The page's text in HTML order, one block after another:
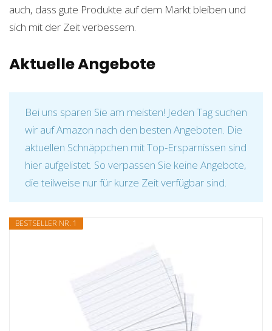
auch, dass gute Produkte auf dem Markt bleiben und
sich mit der Zeit verbessern.
Aktuelle Angebote
Bei uns sparen Sie am meisten! Jeden Tag suchen
wir auf Amazon nach den besten Angeboten. Die
aktuellen Schnäppchen mit Top-Ersparnissen sind
hier aufgelistet. So verpassen Sie keine Angebote,
die teilweise nur für kurze Zeit verfügbar sind.
BESTSELLER NR. 1